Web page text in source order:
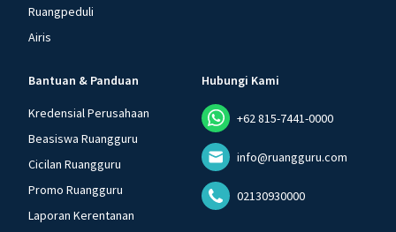
Ruangpeduli
Airis
Bantuan & Panduan
Kredensial Perusahaan
Beasiswa Ruangguru
Cicilan Ruangguru
Promo Ruangguru
Laporan Kerentanan
Hubungi Kami
+62 815-7441-0000
info@ruangguru.com
02130930000